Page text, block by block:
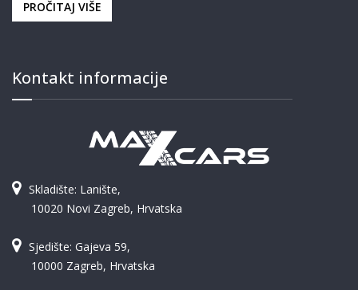
PROČITAJ VIŠE
Kontakt informacije
Skladište: Lanište,
10020 Novi Zagreb, Hrvatska
Sjedište: Gajeva 59,
10000 Zagreb, Hrvatska